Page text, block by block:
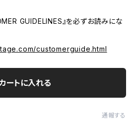
GUIDELINES』を必ずお読みにな
customerguide.html
ートに入れる
通報する